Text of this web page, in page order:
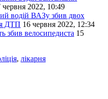
червня 2022, 10:49
водій ВАЗу збив двох
ДТП 16 червня 2022, 12:34
збив велосипедиста 15
, лікарня